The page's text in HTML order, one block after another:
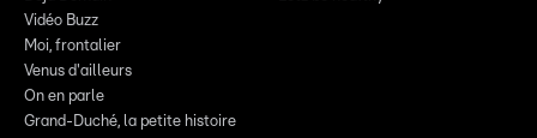
Vidéo Buzz
Moi, frontalier
Venus d'ailleurs
On en parle
Grand-Duché, la petite histoire